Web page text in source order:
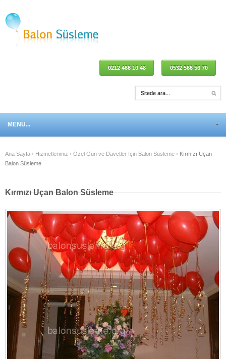
0212 466 10 48 0532 566 56 70
MENÜ...
Ana Sayfa › Hizmetlerimiz › Özel Gün ve Davetler İçin Balon Süsleme › Kırmızı Uçan
Balon Süsleme
Kırmızı Uçan Balon Süsleme